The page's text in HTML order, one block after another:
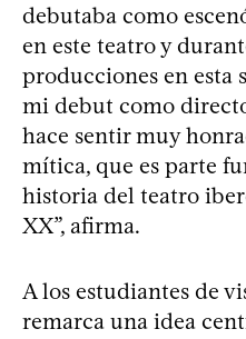
debutaba como
en este teatro y
producciones en esta
mi debut como
hace sentir muy
mítica, que es parte
historia del teatro
XX”, afirma.
A los estudiantes de
remarca una idea